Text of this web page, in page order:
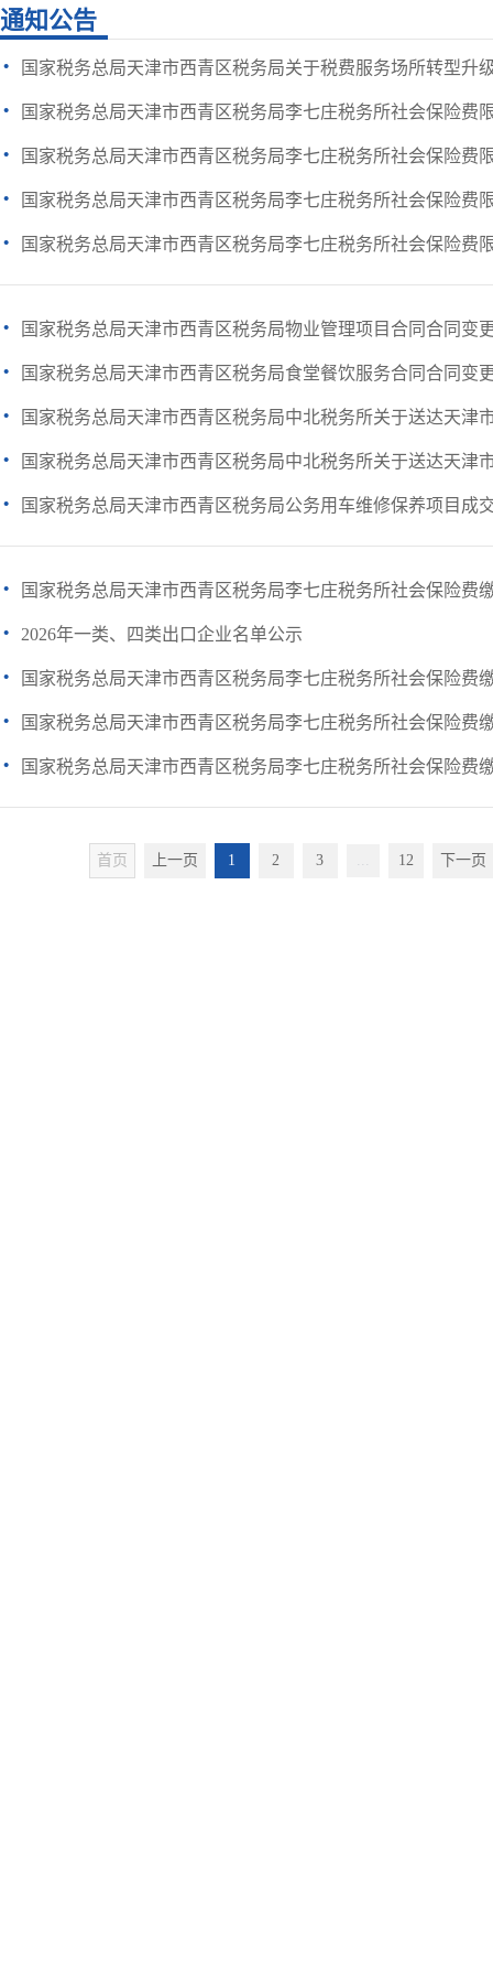
通知公告
· 国家税务总局天津市西青区税务局关于税费服务场所转型升
· 国家税务总局天津市西青区税务局李七庄税务所社会保险费
· 国家税务总局天津市西青区税务局李七庄税务所社会保险费
· 国家税务总局天津市西青区税务局李七庄税务所社会保险费
· 国家税务总局天津市西青区税务局李七庄税务所社会保险费
· 国家税务总局天津市西青区税务局物业管理项目合同合同变
· 国家税务总局天津市西青区税务局食堂餐饮服务合同合同变
· 国家税务总局天津市西青区税务局中北税务所关于送达天津
· 国家税务总局天津市西青区税务局中北税务所关于送达天津
· 国家税务总局天津市西青区税务局公务用车维修保养项目成
· 国家税务总局天津市西青区税务局李七庄税务所社会保险费
· 2026年一类、四类出口企业名单公示
· 国家税务总局天津市西青区税务局李七庄税务所社会保险费
· 国家税务总局天津市西青区税务局李七庄税务所社会保险费
· 国家税务总局天津市西青区税务局李七庄税务所社会保险费
首页 上一页 1 2 3 ... 12 下一页